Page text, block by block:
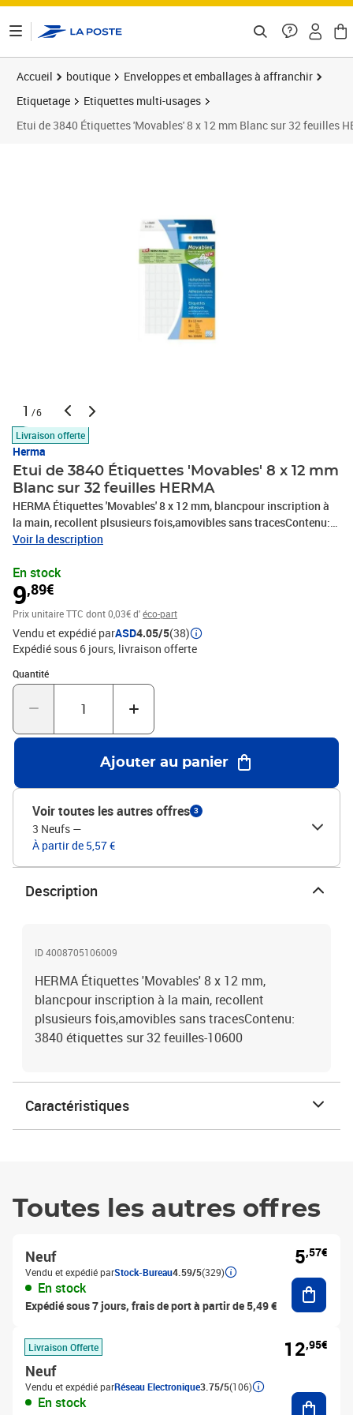
Accueil boutique
Enveloppes et emballages à affranchir
Etiquetage
Etiquettes multi-usages
Etui de 3840 Étiquettes 'Movables' 8 x 12 mm Blanc sur 32 feuilles
1 /6
Livraison offerte
Herma
Etui de 3840 Étiquettes 'Movables' 8 x 12 mm
Blanc sur 32 feuilles HERMA
HERMA Étiquettes 'Movables' 8 x 12 mm, blancpour inscription à
la main, recollent plsusieurs fois,amovibles sans tracesContenu:
3840 étiquettes sur 32 feuilles-10600
Voir la description
En stock
9,89€
Prix unitaire TTC dont 0,03€ d'éco-part
Vendu et expédié parASD4.05/5(38)
Expédié sous 6 jours livraison offerte
Quantité
Quantité : 1
Ajouter au panier
Voir toutes les autres offres 3
3 Neufs —
À partir de 5,57 €
Description
ID 4008705106009
HERMA Étiquettes 'Movables' 8 x 12 mm,
blancpour inscription à la main, recollent
plsusieurs fois,amovibles sans tracesContenu:
3840 étiquettes sur 32 feuilles-10600
Caractéristiques
Toutes les autres offres
Neuf
Vendu et expédié parStock-Bureau4.59/5(329)
En stock
Expédié sous 7 jours, frais de port à partir de 5,49 €
5,57€
Livraison Offerte
Neuf
Vendu et expédié parRéseau Electronique3.75/5(106)
En stock
12,95€